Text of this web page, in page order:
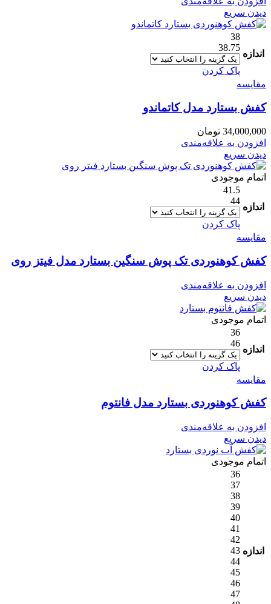
دیدن سریع
اندازه
38
38.75
پاک کردن
مقایسه
کفش بستارد مدل کاتماندو
34,000,000 تومان
افزودن به علاقه‌مندی
دیدن سریع
اتمام موجودی
اندازه
41.5
44
پاک کردن
مقایسه
کفش کوهنوردی تک پوش سنگین بستارد مدل فیتز روی
افزودن به علاقه‌مندی
دیدن سریع
اتمام موجودی
اندازه
36
46
پاک کردن
مقایسه
کفش کوهنوردی بستارد مدل فانتوم
افزودن به علاقه‌مندی
دیدن سریع
اتمام موجودی
اندازه
36
37
38
39
40
41
42
43
44
45
46
47